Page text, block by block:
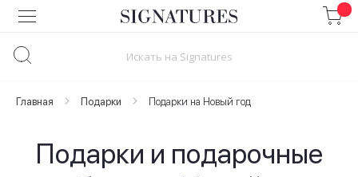
Skip
to
Главная Подарки Подарки на Новый год
Подарки и подарочные